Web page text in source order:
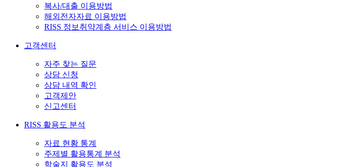
복사/대출 이용방법
해외전자자료 이용방법
RISS 정보취약계층 서비스 이용방법
고객센터
자주 찾는 질문
상담 신청
상담 내역 확인
고객제안
신고센터
RISS 활용도 분석
자료 현황 통계
주제별 활용통계 분석
학술지 활용도 분석